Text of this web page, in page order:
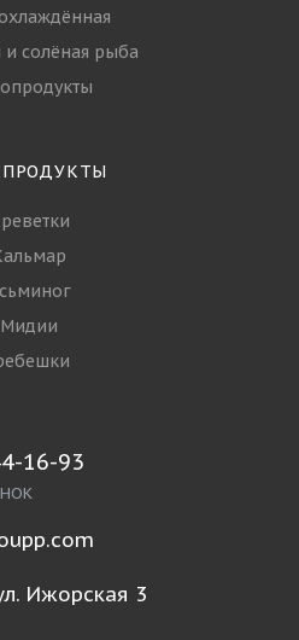
и солёная рыба
Мидии
16-93
Ижорская 3